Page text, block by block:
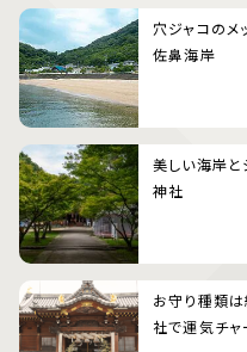
穴ジャコのメ
佐鼻海岸
美しい海岸と
神社
お守り種類は
社で運気チャ